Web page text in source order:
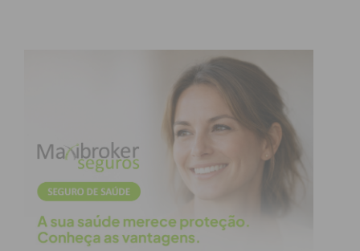
Subscreva a newsletter do
Imediato
Assine nossa newsletter por e-mail e
obtenha de forma regular a informação
atualizada.